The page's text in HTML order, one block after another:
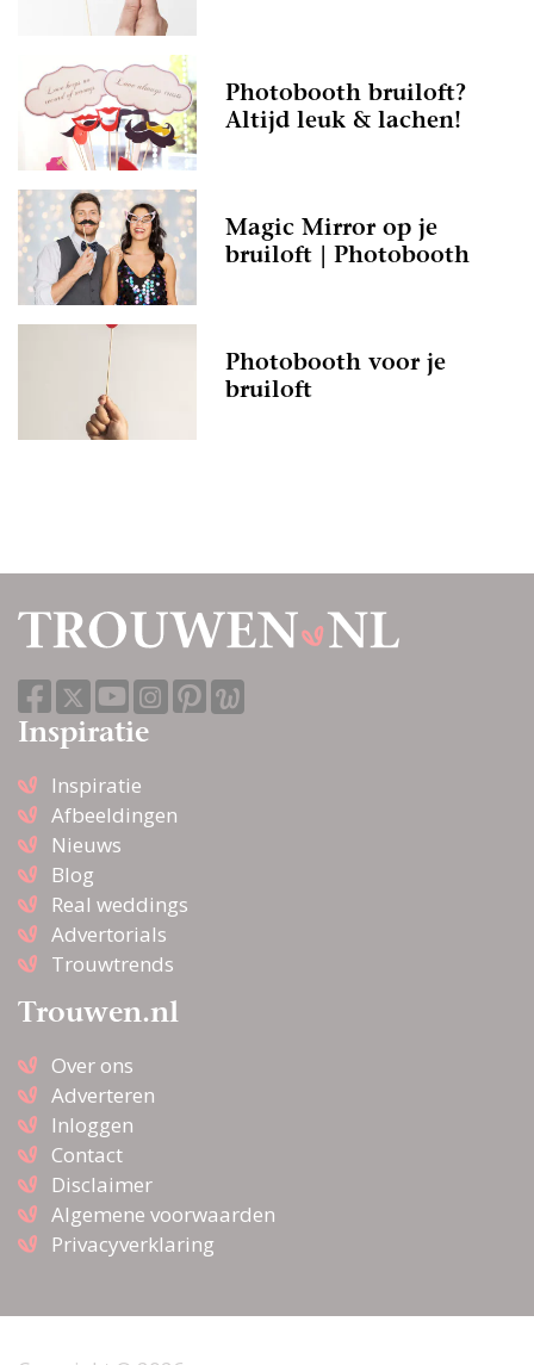
Photobooth bruiloft?
Altijd leuk & lachen!
Magic Mirror op je
bruiloft | Photobooth
Photobooth voor je
bruiloft
Inspiratie
Inspiratie
Afbeeldingen
Nieuws
Blog
Real weddings
Advertorials
Trouwtrends
Trouwen.nl
Over ons
Adverteren
Inloggen
Contact
Disclaimer
Algemene voorwaarden
Privacyverklaring